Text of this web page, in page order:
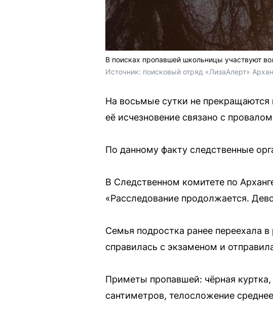
В поисках пропавшей школьницы участвуют
Источник: поисковый отряд «ЛизаАлерт»
На восьмые сутки не
её исчезновение связано с
По данному факту следственные
В Следственном комитете по
«Расследование продолжается.
Семья подростка ранее переехала
справилась с экзаменом и
Приметы пропавшей: чёрная
сантиметров, телосложение